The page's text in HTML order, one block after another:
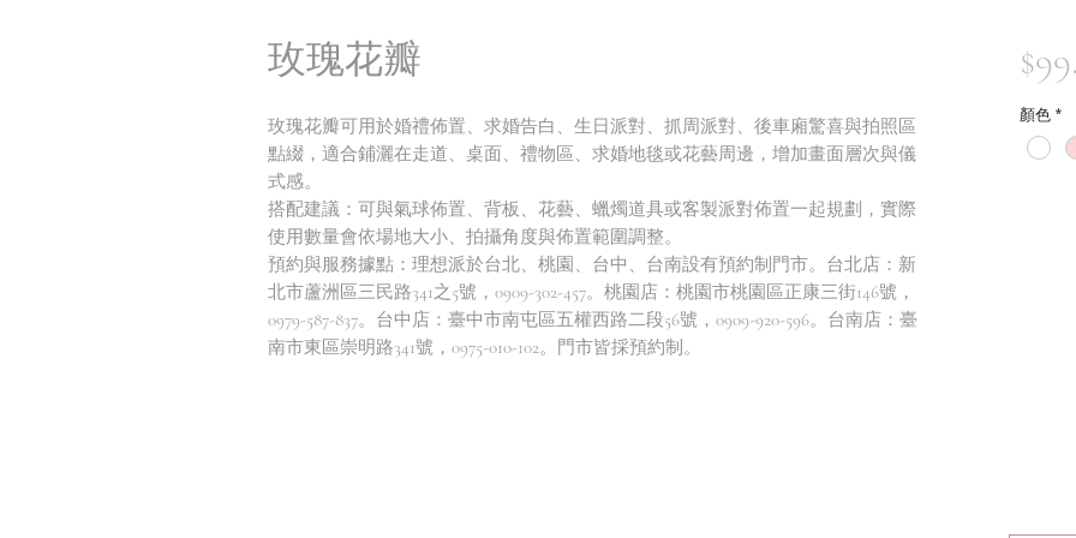
玫瑰花瓣
玫瑰花瓣可用於婚禮佈置、求婚告白、生日派對、抓周派對、後車廂驚喜與拍照區
點綴，適合鋪灑在走道、桌面、禮物區、求婚地毯或花藝周邊，增加畫面層次與儀
式感。
搭配建議：可與氣球佈置、背板、花藝、蠟燭道具或客製派對佈置一起規劃，實際
使用數量會依場地大小、拍攝角度與佈置範圍調整。
預約與服務據點：理想派於台北、桃園、台中、台南設有預約制門市。台北店：新
北市蘆洲區三民路341之5號，0909-302-457。桃園店：桃園市桃園區正康三街146號，
0979-587-837。台中店：臺中市南屯區五權西路二段56號，0909-920-596。台南店：臺
南市東區崇明路341號，0975-010-102。門市皆採預約制。
顏色 *